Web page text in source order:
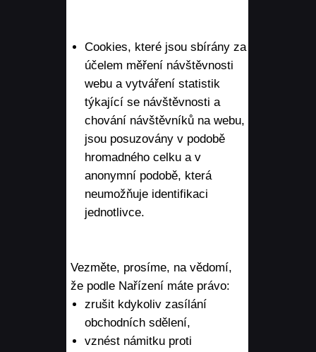
Cookies, které jsou sbírány za
účelem měření návštěvnosti
webu a vytváření statistik
týkající se návštěvnosti a
chování návštěvníků na webu,
jsou posuzovány v podobě
hromadného celku a v
anonymní podobě, která
neumožňuje identifikaci
jednotlivce.
Vezměte, prosíme, na vědomí,
že podle Nařízení máte právo:
zrušit kdykoliv zasílání
obchodních sdělení,
vznést námitku proti